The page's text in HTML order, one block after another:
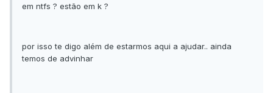
em ntfs ? estão em k ?
por isso te digo além de estarmos aqui a ajudar.. ainda
temos de advinhar